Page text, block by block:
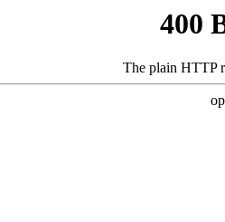
400
The plain HTTP